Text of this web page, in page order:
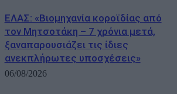
ΕΛΑΣ: «Βιομηχανία κοροϊδίας από
τον Μητσοτάκη – 7 χρόνια μετά,
ξαναπαρουσιάζει τις ίδιες
ανεκπλήρωτες υποσχέσεις»
06/08/2026